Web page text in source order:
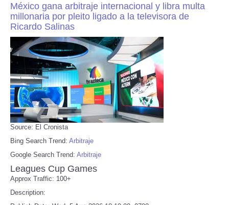
México gana arbitraje internacional y libra multa
millonaria por pleito ligado a la televisora de
Ricardo Salinas
Source: El Cronista
Bing Search Trend: Arbitraje
Google Search Trend: Arbitraje
Leagues Cup Games
Approx Traffic: 100+
Description: